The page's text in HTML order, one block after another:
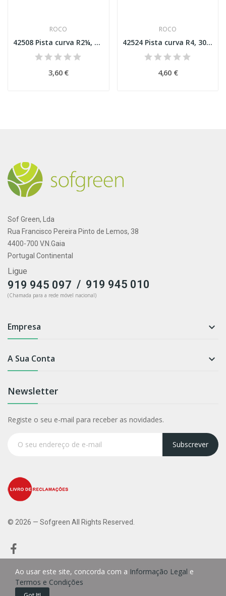
ROCO
42508 Pista curva R2¼, 7,5 ° balastro de...
3,60 €
ROCO
42524 Pista curva R4, 30 ° balastro de borracha...
4,60 €
Sof Green, Lda
Rua Francisco Pereira Pinto de Lemos, 38
4400-700 V.N.Gaia
Portugal Continental
Ligue
919 945 097 / 919 945 010
(Chamada para a rede móvel nacional)
Empresa 
A Sua Conta 
Newsletter
Registe o seu e-mail para receber as novidades.
Subscrever
© 2026 — Sofgreen All Rights Reserved.
Ao usar este site, concorda com a Informação Legal e
Termos e Condições